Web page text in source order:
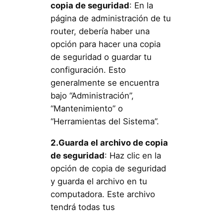
copia de seguridad: En la
página de administración de tu
router, debería haber una
opción para hacer una copia
de seguridad o guardar tu
configuración. Esto
generalmente se encuentra
bajo “Administración”,
“Mantenimiento” o
“Herramientas del Sistema”.
2.Guarda el archivo de copia
de seguridad: Haz clic en la
opción de copia de seguridad
y guarda el archivo en tu
computadora. Este archivo
tendrá todas tus